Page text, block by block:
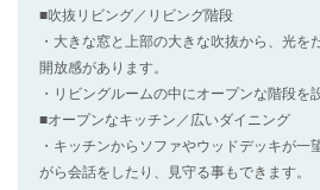
■吹抜リビング／リビング階段
・大きな窓と上部の大きな吹抜から、光を
開放感があります。
・リビングルームの中にオープンな階段を
■オープンなキッチン／広いダイニング
・キッチンからソファやウッドデッキが一
がら会話をしたり、見守る事もできます。